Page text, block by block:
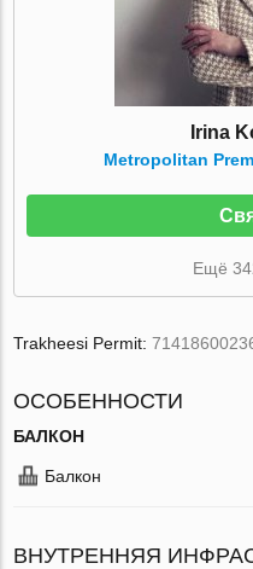
Irina
Metropolitan
Ещё
Trakheesi Permit:
ОСОБЕННОСТИ
БАЛКОН
Балкон
ВНУТРЕННЯЯ